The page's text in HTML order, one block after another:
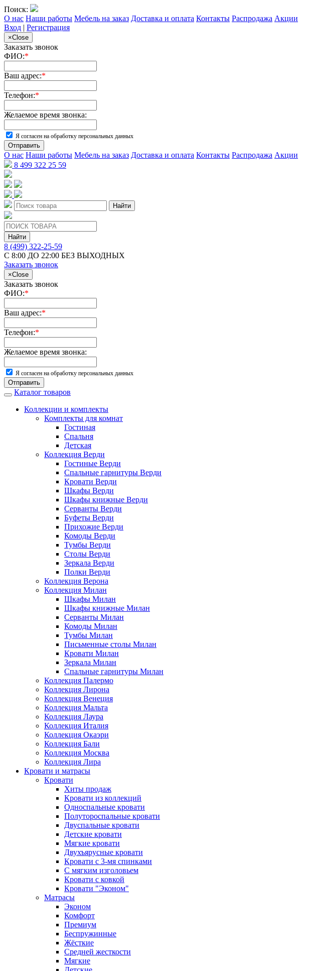
Поиск:
О нас Наши работы Мебель на заказ Доставка и оплата Контакты Распродажа Акции
Вход | Регистрация
×Close
Заказать звонок
ФИО:*
Ваш адрес:*
Телефон:*
Желаемое время звонка:
Я согласен на обработку персональных данных
Отправить
О нас Наши работы Мебель на заказ Доставка и оплата Контакты Распродажа Акции
8 499 322 25 59
Найти
Найти
8 (499) 322-25-59
С 8:00 ДО 22:00 БЕЗ ВЫХОДНЫХ
Заказать звонок
×Close
Заказать звонок
ФИО:*
Ваш адрес:*
Телефон:*
Желаемое время звонка:
Я согласен на обработку персональных данных
Отправить
Каталог товаров
Коллекции и комплекты
Комплекты для комнат
Гостиная
Спальня
Детская
Коллекция Верди
Гостиные Верди
Спальные гарнитуры Верди
Кровати Верди
Шкафы Верди
Шкафы книжные Верди
Серванты Верди
Буфеты Верди
Прихожие Верди
Комоды Верди
Тумбы Верди
Столы Верди
Зеркала Верди
Полки Верди
Коллекция Верона
Коллекция Милан
Шкафы Милан
Шкафы книжные Милан
Серванты Милан
Комоды Милан
Тумбы Милан
Письменные столы Милан
Кровати Милан
Зеркала Милан
Спальные гарнитуры Милан
Коллекция Палермо
Коллекция Лирона
Коллекция Венеция
Коллекция Мальта
Коллекция Лаура
Коллекция Италия
Коллекция Окаэри
Коллекция Бали
Коллекция Москва
Коллекция Лира
Кровати и матрасы
Кровати
Хиты продаж
Кровати из коллекций
Односпальные кровати
Полутороспальные кровати
Двуспальные кровати
Детские кровати
Мягкие кровати
Двухъярусные кровати
Кровати с 3-мя спинками
С мягким изголовьем
Кровати с ковкой
Кровати "Эконом"
Матрасы
Эконом
Комфорт
Премиум
Беспружинные
Жёсткие
Средней жесткости
Мягкие